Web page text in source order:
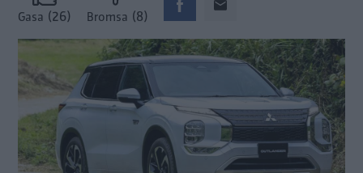
Gasa (26) Bromsa (8)